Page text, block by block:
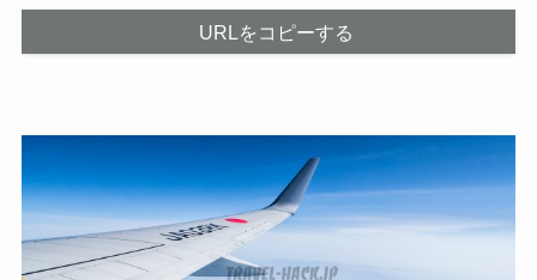
URLをコピーする